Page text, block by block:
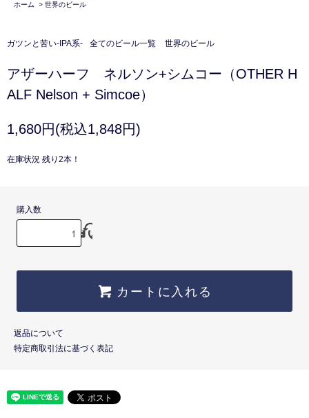
ホーム
> 世界のビール
ガツンと苦い-IPA系- 全てのビール一覧 世界のビール
アザーハーフ ネルソン+シムコー（OTHER H
ALF Nelson + Simcoe）
1,680円(税込1,848円)
在庫状況 残り2本！
購入数
カートに入れる
返品について
特定商取引法に基づく表記